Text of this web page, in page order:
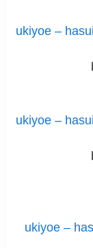
ukiyoe –
ukiyoe –
ukiyoe –